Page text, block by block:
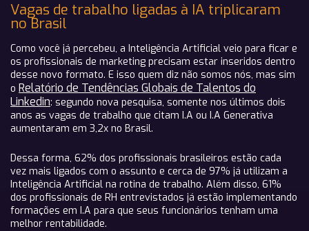
Vagas de trabalho ligadas à IA triplicaram
no Brasil
Como você já percebeu, a Inteligência Artificial veio para ficar e
os profissionais de marketing precisam estar inseridos dentro
desse novo formato. E isso quem diz não somos nós, mas sim
o Relatório de Tendências Globais de Talentos do
Linkedin: segundo nova pesquisa, somente nos últimos dois
anos as vagas de trabalho que citam I.A ou I.A Generativa
aumentaram em 3,2x no Brasil.
Dessa forma, 62% dos profissionais brasileiros estão cada
vez mais ligados com o assunto e cerca de 97% já utilizam a
Inteligência Artificial na rotina de trabalho. Além disso, 61%
dos profissionais de RH entrevistados já estão implementando
formações em I.A para que seus funcionários tenham uma
melhor rentabilidade.